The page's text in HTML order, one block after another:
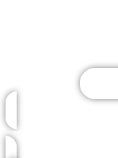
наши услуги